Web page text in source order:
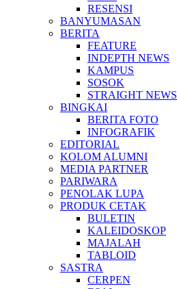
RESENSI
BANYUMASAN
BERITA
FEATURE
INDEPTH NEWS
KAMPUS
SOSOK
STRAIGHT NEWS
BINGKAI
BERITA FOTO
INFOGRAFIK
EDITORIAL
KOLOM ALUMNI
MEDIA PARTNER
PARIWARA
PENOLAK LUPA
PRODUK CETAK
BULETIN
KALEIDOSKOP
MAJALAH
TABLOID
SASTRA
CERPEN